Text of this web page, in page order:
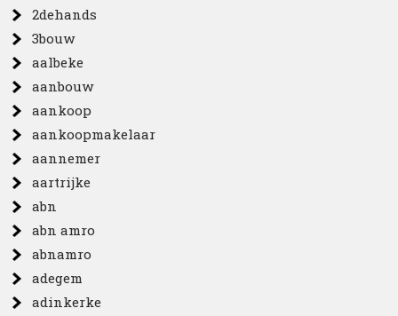
2dehands
3bouw
aalbeke
aanbouw
aankoop
aankoopmakelaar
aannemer
aartrijke
abn
abn amro
abnamro
adegem
adinkerke